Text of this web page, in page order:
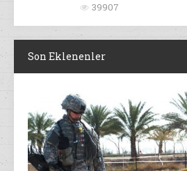
39907
Son Eklenenler